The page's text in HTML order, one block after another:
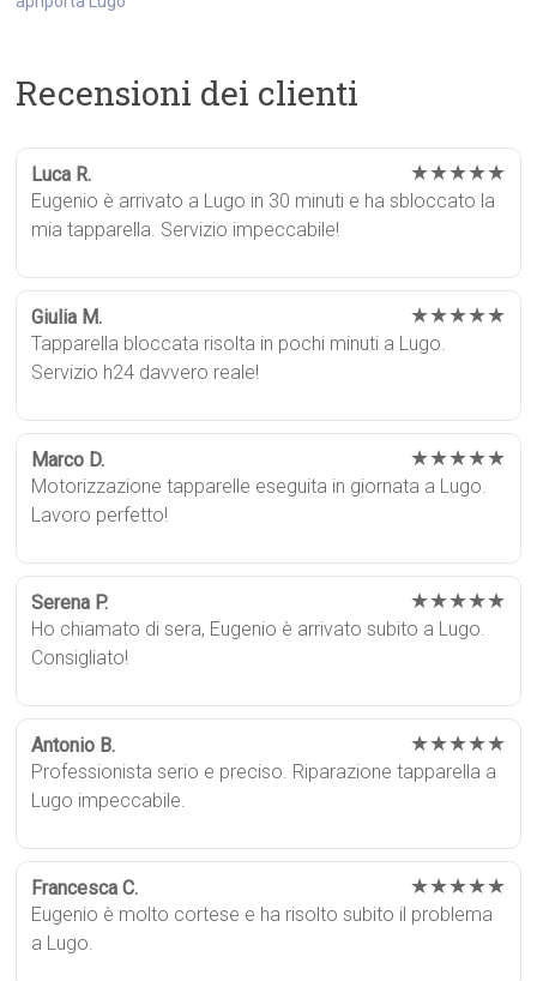
Recensioni dei clienti
Luca R. ★★★★★
Eugenio è arrivato a Lugo in 30 minuti e ha sbloccato la
mia tapparella. Servizio impeccabile!
Giulia M. ★★★★★
Tapparella bloccata risolta in pochi minuti a Lugo.
Servizio h24 davvero reale!
Marco D. ★★★★★
Motorizzazione tapparelle eseguita in giornata a Lugo.
Lavoro perfetto!
Serena P. ★★★★★
Ho chiamato di sera, Eugenio è arrivato subito a Lugo.
Consigliato!
Antonio B. ★★★★★
Professionista serio e preciso. Riparazione tapparella a
Lugo impeccabile.
Francesca C. ★★★★★
Eugenio è molto cortese e ha risolto subito il problema
a Lugo.